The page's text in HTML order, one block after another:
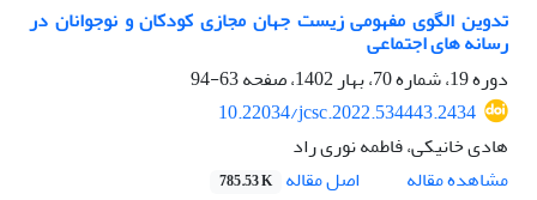
تدوین الگوی مفهومی زیست جهان مجازی کودکان و نوجوانان در
رسانه‏ های اجتماعی
دوره 19، شماره 70، بهار 1402، صفحه
63-94
10.22034/jcsc.2022.534443.2434
هادی خانیکی، فاطمه نوری راد
مشاهده مقاله
اصل مقاله 785.53 K